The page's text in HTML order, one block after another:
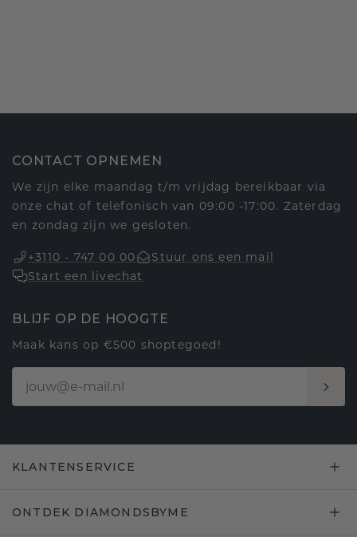
CONTACT OPNEMEN
We zijn elke maandag t/m vrijdag bereikbaar via
onze chat of telefonisch van 09:00 -17:00. Zaterdag
en zondag zijn we gesloten.
+3110 - 747 00 00
Stuur ons een mail
Start een livechat
BLIJF OP DE HOOGTE
Maak kans op €500 shoptegoed!
KLANTENSERVICE
ONTDEK DIAMONDSBYME